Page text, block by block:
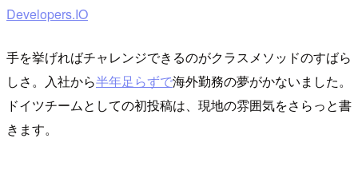
Developers.IO
手を挙げればチャレンジできるのがクラスメソッドのすばら
しさ。入社から半年足らずで海外勤務の夢がかないました。
ドイツチームとしての初投稿は、現地の雰囲気をさらっと書
きます。